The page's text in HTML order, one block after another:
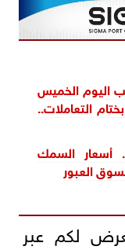
اليوم الخميس
14 مايو 2026 بختام التعاملات..
أسعار السمك
العبور
لكم عبر